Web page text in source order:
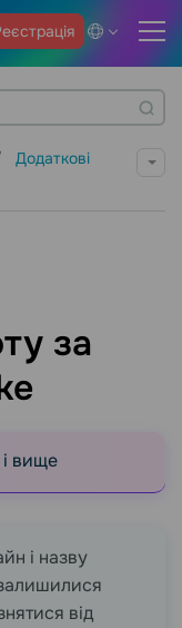
Додаткові
за
вище
і назву
від